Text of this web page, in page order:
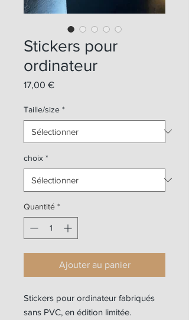
Stickers pour
ordinateur
17,00 €Prix
Taille/size *
choix *
Quantité *
Ajouter au panier
Stickers pour ordinateur fabriqués
sans PVC, en édition limitée.